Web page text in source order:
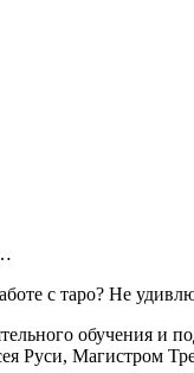
с таро? Не
обучения и
Руси, Магистром